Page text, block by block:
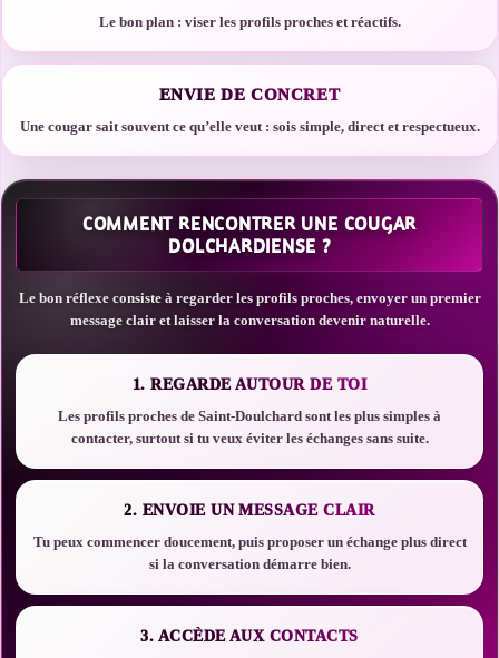
Le bon plan : viser les profils proches et réactifs.
ENVIE DE CONCRET
Une cougar sait souvent ce qu’elle veut : sois simple, direct et respectueux.
COMMENT RENCONTRER UNE COUGAR
DOLCHARDIENSE ?
Le bon réflexe consiste à regarder les profils proches, envoyer un premier
message clair et laisser la conversation devenir naturelle.
1. REGARDE AUTOUR DE TOI
Les profils proches de Saint-Doulchard sont les plus simples à
contacter, surtout si tu veux éviter les échanges sans suite.
2. ENVOIE UN MESSAGE CLAIR
Tu peux commencer doucement, puis proposer un échange plus direct
si la conversation démarre bien.
3. ACCÈDE AUX CONTACTS